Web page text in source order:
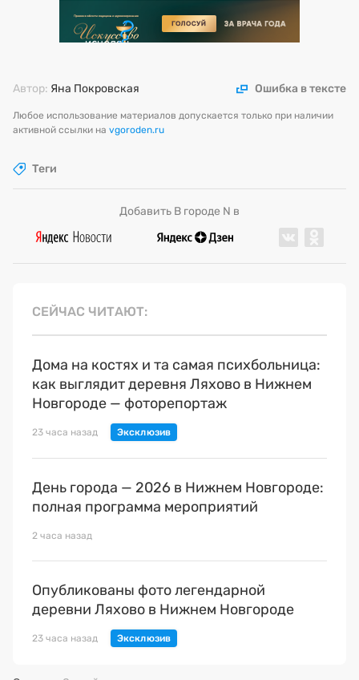
Автор: Яна Покровская Ошибка в тексте
Любое использование материалов допускается только при наличии
активной ссылки на vgoroden.ru
Теги
Добавить В городе N в
СЕЙЧАС ЧИТАЮТ
Дома на костях и та самая психбольница:
как выглядит деревня Ляхово в Нижнем
Новгороде — фоторепортаж
23 часа назад
День города — 2026 в Нижнем Новгороде:
полная программа мероприятий
2 часа назад
Опубликованы фото легендарной
деревни Ляхово в Нижнем Новгороде
23 часа назад